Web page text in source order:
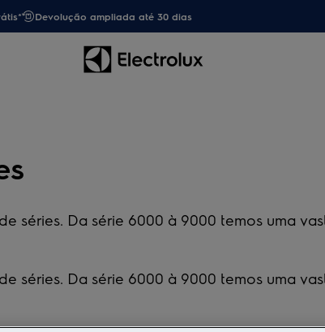
Devolução ampliada até 30 dias
séries. Da série 6000 à 9000 temos uma
séries. Da série 6000 à 9000 temos uma